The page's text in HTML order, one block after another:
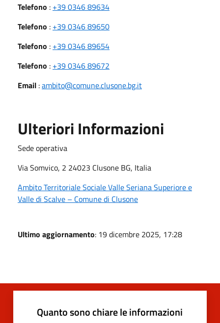
Telefono : +39 0346 89634
Telefono : +39 0346 89650
Telefono : +39 0346 89654
Telefono : +39 0346 89672
Email :ambito@comune.clusone.bg.it
Ulteriori Informazioni
Sede operativa
Via Somvico, 2 24023 Clusone BG, Italia
Ambito Territoriale Sociale Valle Seriana Superiore e
Valle di Scalve – Comune di Clusone
Ultimo aggiornamento: 19 dicembre 2025, 17:28
Quanto sono chiare le informazioni